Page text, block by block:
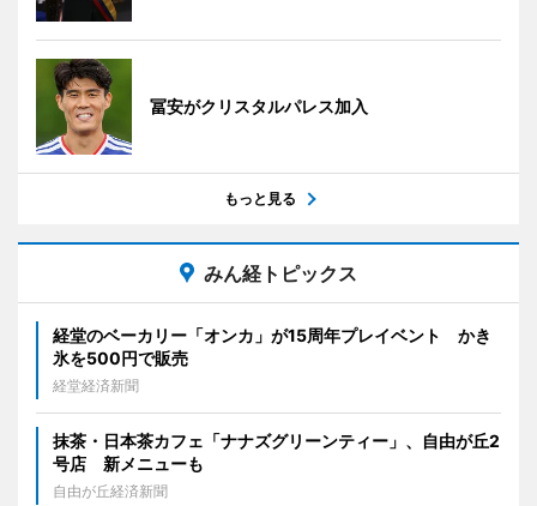
冨安がクリスタルパレス加入
もっと見る
みん経トピックス
経堂のベーカリー「オンカ」が15周年プレイベント かき
氷を500円で販売
経堂経済新聞
抹茶・日本茶カフェ「ナナズグリーンティー」、自由が丘2
号店 新メニューも
自由が丘経済新聞